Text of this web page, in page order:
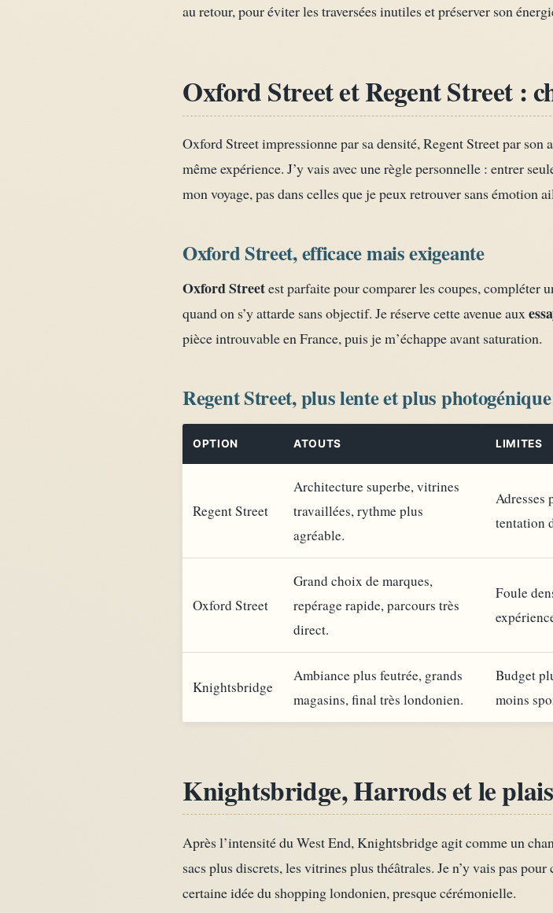
au retour, pour éviter les traversées inutiles et préserver son
Oxford Street et Regent Street :
Oxford Street impressionne par sa densité, Regent Street par
même expérience. J’y vais avec une règle personnelle : entrer
mon voyage, pas dans celles que je peux retrouver sans émotion
Oxford Street, efficace mais exigeante
Oxford Streetest parfaite pour comparer les coupes, compléter
quand on s’y attarde sans objectif. Je réserve cette avenue aux
pièce introuvable en France, puis je m’échappe avant saturation.
Regent Street, plus lente et plus photogénique
OPTION ATOUTS LIMITES
Regent Street
Architecture superbe, vitrines
travaillées, rythme plus
agréable.
Adresses
tentation
Oxford Street
Grand choix de marques,
repérage rapide, parcours très
direct.
Foule
Knightsbridge
Ambiance plus feutrée, grands
magasins, final très londonien.
Budget
moins
Knightsbridge, Harrods et le
Après l’intensité du West End, Knightsbridge agit comme un
sacs plus discrets, les vitrines plus théâtrales. Je n’y vais pas
certaine idée du shopping londonien, presque cérémonielle.